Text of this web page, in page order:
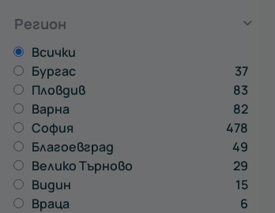
Регион
Всички
Бургас
37
Пловдив
83
Варна
82
София
478
Благоевград
49
Велико Търново
29
Видин
15
Враца
6